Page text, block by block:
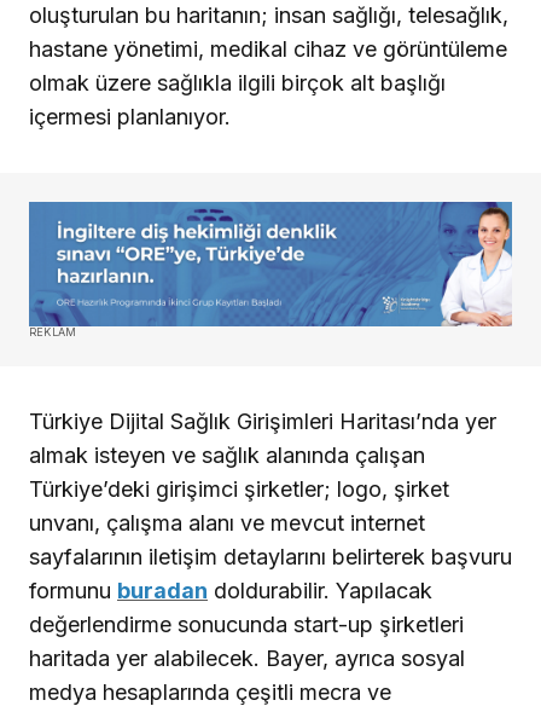
oluşturulan bu haritanın; insan sağlığı, telesağlık,
hastane yönetimi, medikal cihaz ve görüntüleme
olmak üzere sağlıkla ilgili birçok alt başlığı
içermesi planlanıyor.
REKLAM
Türkiye Dijital Sağlık Girişimleri Haritası’nda yer
almak isteyen ve sağlık alanında çalışan
Türkiye’deki girişimci şirketler; logo, şirket
unvanı, çalışma alanı ve mevcut internet
sayfalarının iletişim detaylarını belirterek başvuru
formunu buradan doldurabilir. Yapılacak
değerlendirme sonucunda start-up şirketleri
haritada yer alabilecek. Bayer, ayrıca sosyal
medya hesaplarında çeşitli mecra ve